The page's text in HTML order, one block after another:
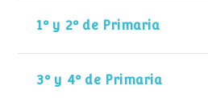
1º y 2º de Primaria
3º y 4º de Primaria